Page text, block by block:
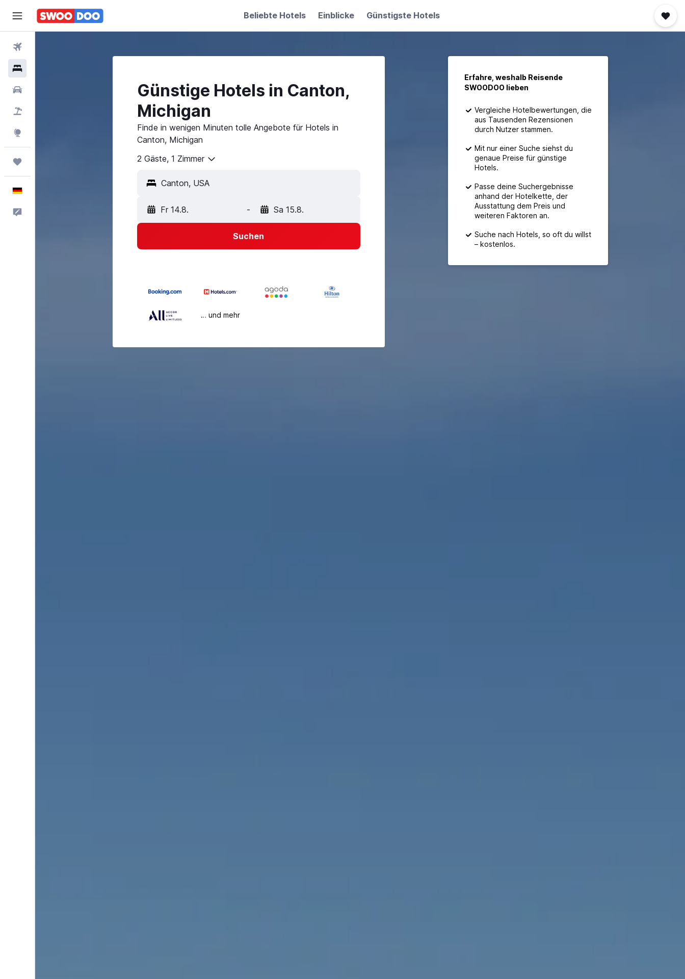
Beliebte Hotels Einblicke Günstigste Hotels
Günstige Hotels in Canton,
Michigan
Finde in wenigen Minuten tolle Angebote für Hotels in
Canton, Michigan
2 Gäste, 1 Zimmer
Fr 14.8. - Sa 15.8.
Suchen
… und mehr
Erfahre, weshalb Reisende
SWOODOO lieben
Vergleiche Hotelbewertungen, die
aus Tausenden Rezensionen
durch Nutzer stammen.
Mit nur einer Suche siehst du
genaue Preise für günstige
Hotels.
Passe deine Suchergebnisse
anhand der Hotelkette, der
Ausstattung dem Preis und
weiteren Faktoren an.
Suche nach Hotels, so oft du willst
– kostenlos.